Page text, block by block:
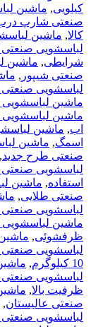
کیلویی, ماشین
صنعتی شارپ درب
کالا, ماشین
لباسشویی
شرایطی, ماشین
صنعتی شیپور ,
لباسشویی
ماشین
ماشین
اب, ماشین
اسمگ, ماشین
صنعتی طرح جدید,
لباسشویی صنعتی
استفاده, ماشین
صنعتی طلایی,
لباسشویی
ماشین
ظرفشوئی,
لباسشویی
10 کیلوگرم
, ماشین
لباسشویی صنعتی
ظرفیت بالا,
صنعتی عالیستان,
لباسشویی